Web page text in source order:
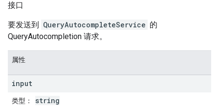
接口
要发送到 QueryAutocompleteService 的
QueryAutocompletion 请求。
属性
input
类型 ： string